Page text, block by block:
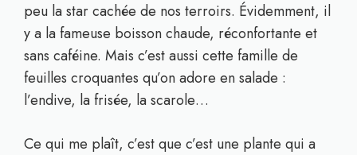
peu la star cachée de nos terroirs. Évidemment, il
y a la fameuse boisson chaude, réconfortante et
sans caféine. Mais c’est aussi cette famille de
feuilles croquantes qu’on adore en salade :
l’endive, la frisée, la scarole…
Ce qui me plaît, c’est que c’est une plante qui a